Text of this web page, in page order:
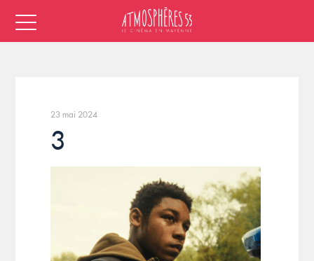
23 mai 2024
3